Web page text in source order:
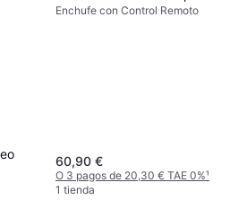
Enchufe con Control Remoto
60,90 €
O 3 pagos de 20,30 € TAE 0%¹
1 tienda